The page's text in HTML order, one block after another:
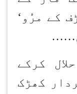
کے مرُو ‘
……
کرکے
کھڑک